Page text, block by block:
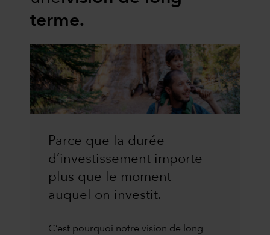
terme.
Parce que la durée
d’investissement importe
plus que le moment
auquel on investit.
C’est pourquoi notre vision de long